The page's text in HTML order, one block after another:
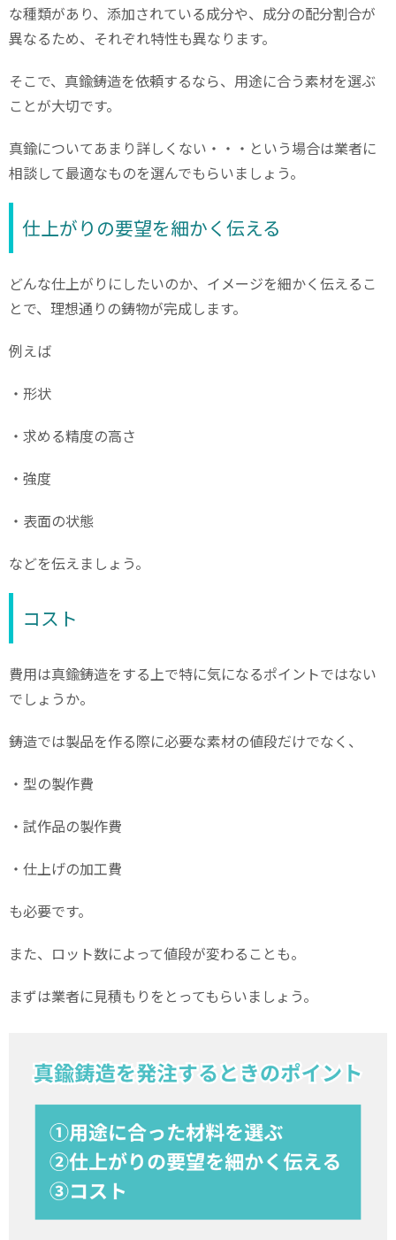
な種類があり、添加されている成分や、成分の配分割合が
異なるため、それぞれ特性も異なります。
そこで、真鍮鋳造を依頼するなら、用途に合う素材を選ぶ
ことが大切です。
真鍮についてあまり詳しくない・・・という場合は業者に
相談して最適なものを選んでもらいましょう。
仕上がりの要望を細かく伝える
どんな仕上がりにしたいのか、イメージを細かく伝えるこ
とで、理想通りの鋳物が完成します。
例えば
・形状
・求める精度の高さ
・強度
・表面の状態
などを伝えましょう。
コスト
費用は真鍮鋳造をする上で特に気になるポイントではない
でしょうか。
鋳造では製品を作る際に必要な素材の値段だけでなく、
・型の製作費
・試作品の製作費
・仕上げの加工費
も必要です。
また、ロット数によって値段が変わることも。
まずは業者に見積もりをとってもらいましょう。